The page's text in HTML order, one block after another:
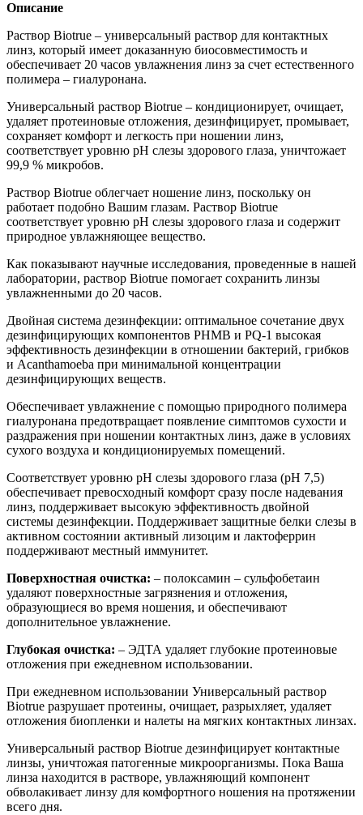
Описание
Раствор Biotrue – универсальный раствор для контактных
линз, который имеет доказанную биосовместимость и
обеспечивает 20 часов увлажнения линз за счет естественного
полимера – гиалуронана.
Универсальный раствор Biotrue – кондиционирует, очищает,
удаляет протеиновые отложения, дезинфицирует, промывает,
сохраняет комфорт и легкость при ношении линз,
соответствует уровню pH слезы здорового глаза, уничтожает
99,9 % микробов.
Раствор Biotrue облегчает ношение линз, поскольку он
работает подобно Вашим глазам. Раствор Biotrue
соответствует уровню pH слезы здорового глаза и содержит
природное увлажняющее вещество.
Как показывают научные исследования, проведенные в нашей
лаборатории, раствор Biotrue помогает сохранить линзы
увлажненными до 20 часов.
Двойная система дезинфекции: оптимальное сочетание двух
дезинфицирующих компонентов PHMB и PQ-1 высокая
эффективность дезинфекции в отношении бактерий, грибков
и Acanthamoeba при минимальной концентрации
дезинфицирующих веществ.
Обеспечивает увлажнение с помощью природного полимера
гиалуронана предотвращает появление симптомов сухости и
раздражения при ношении контактных линз, даже в условиях
сухого воздуха и кондиционируемых помещений.
Соответствует уровню pH слезы здорового глаза (pH 7,5)
обеспечивает превосходный комфорт сразу после надевания
линз, поддерживает высокую эффективность двойной
системы дезинфекции. Поддерживает защитные белки слезы в
активном состоянии активный лизоцим и лактоферрин
поддерживают местный иммунитет.
Поверхностная очистка: – полоксамин – сульфобетаин
удаляют поверхностные загрязнения и отложения,
образующиеся во время ношения, и обеспечивают
дополнительное увлажнение.
Глубокая очистка: – ЭДТА удаляет глубокие протеиновые
отложения при ежедневном использовании.
При ежедневном использовании Универсальный раствор
Biotrue разрушает протеины, очищает, разрыхляет, удаляет
отложения биопленки и налеты на мягких контактных линзах.
Универсальный раствор Biotrue дезинфицирует контактные
линзы, уничтожая патогенные микроорганизмы. Пока Ваша
линза находится в растворе, увлажняющий компонент
обволакивает линзу для комфортного ношения на протяжении
всего дня.